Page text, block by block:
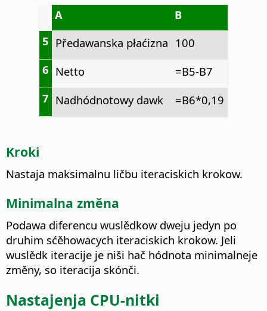
A
B
5 Předawanska płaćizna 100
6 Netto
=B5-B7
7 Nadhódnotowy dawk =B6*0,19
Kroki
Nastaja maksimalnu ličbu iteraciskich krokow.
Minimalna změna
Podawa diferencu wuslědkow dweju jedyn po
druhim sćěhowacych iteraciskich krokow. Jeli
wuslědk iteracije je niši hač hódnota minimalneje
změny, so iteracija skónči.
Nastajenja CPU-nitki